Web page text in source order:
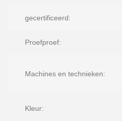
gecertificeerd:
Proefproef:
Machines en technieken:
Kleur: